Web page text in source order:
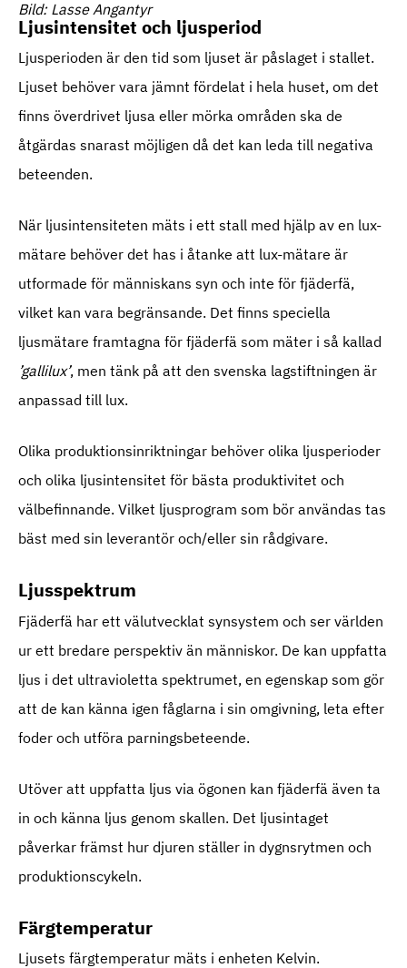
Bild: Lasse Angantyr
Ljusintensitet och ljusperiod
Ljusperioden är den tid som ljuset är påslaget i stallet.
Ljuset behöver vara jämnt fördelat i hela huset, om det
finns överdrivet ljusa eller mörka områden ska de
åtgärdas snarast möjligen då det kan leda till negativa
beteenden.
När ljusintensiteten mäts i ett stall med hjälp av en lux-
mätare behöver det has i åtanke att lux-mätare är
utformade för människans syn och inte för fjäderfä,
vilket kan vara begränsande. Det finns speciella
ljusmätare framtagna för fjäderfä som mäter i så kallad
’gallilux’, men tänk på att den svenska lagstiftningen är
anpassad till lux.
Olika produktionsinriktningar behöver olika ljusperioder
och olika ljusintensitet för bästa produktivitet och
välbefinnande. Vilket ljusprogram som bör användas tas
bäst med sin leverantör och/eller sin rådgivare.
Ljusspektrum
Fjäderfä har ett välutvecklat synsystem och ser världen
ur ett bredare perspektiv än människor. De kan uppfatta
ljus i det ultravioletta spektrumet, en egenskap som gör
att de kan känna igen fåglarna i sin omgivning, leta efter
foder och utföra parningsbeteende.
Utöver att uppfatta ljus via ögonen kan fjäderfä även ta
in och känna ljus genom skallen. Det ljusintaget
påverkar främst hur djuren ställer in dygnsrytmen och
produktionscykeln.
Färgtemperatur
Ljusets färgtemperatur mäts i enheten Kelvin.